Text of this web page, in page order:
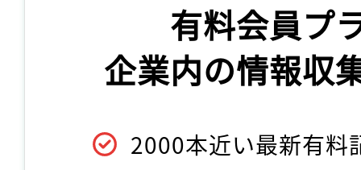
有料会員プ
企業内の情報収
2000本近い最新有料